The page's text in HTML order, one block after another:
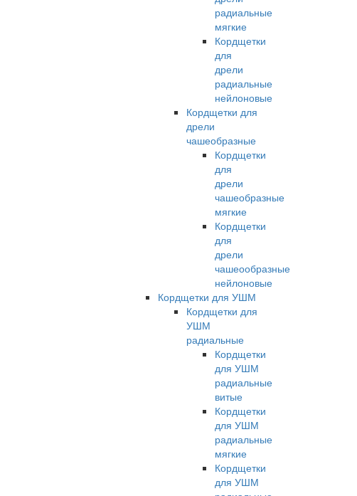
радиальные
мягкие
Кордщетки
для
дрели
радиальные
нейлоновые
Кордщетки для
дрели
чашеобразные
Кордщетки
для
дрели
чашеобразные
мягкие
Кордщетки
для
дрели
чашеообразные
нейлоновые
Кордщетки для УШМ
Кордщетки для
УШМ
радиальные
Кордщетки
для УШМ
радиальные
витые
Кордщетки
для УШМ
радиальные
мягкие
Кордщетки
для УШМ